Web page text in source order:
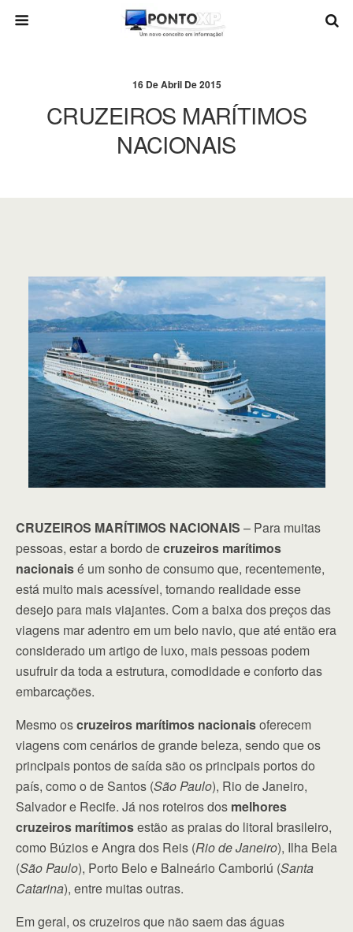
16 De Abril De 2015
CRUZEIROS MARÍTIMOS
NACIONAIS
CRUZEIROS MARÍTIMOS NACIONAIS – Para muitas
pessoas, estar a bordo decruzeiros marítimos
nacionaisé um sonho de consumo que, recentemente,
está muito mais acessível, tornando realidade esse
desejo para mais viajantes. Com a baixa dos preços das
viagens mar adentro em um belo navio, que até então era
considerado um artigo de luxo, mais pessoas podem
usufruir da toda a estrutura, comodidade e conforto das
embarcações.
Mesmo oscruzeiros marítimos nacionaisoferecem
viagens com cenários de grande beleza, sendo que os
principais pontos de saída são os principais portos do
país, como o de Santos (São Paulo), Rio de Janeiro,
Salvador e Recife. Já nos roteiros dos melhores
cruzeiros marítimosestão as praias do litoral brasileiro,
como Búzios e Angra dos Reis (Rio de Janeiro), Ilha Bela
(São Paulo), Porto Belo e Balneário Camboriú (Santa
Catarina), entre muitas outras.
Em geral, os cruzeiros que não saem das águas